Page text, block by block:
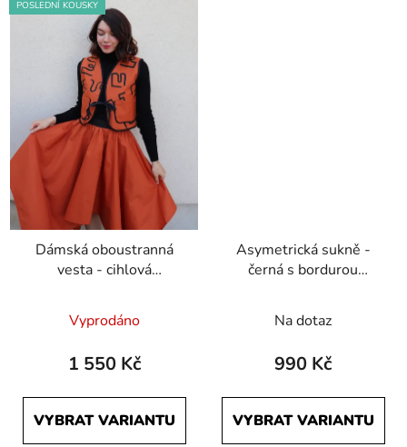
POSLEDNÍ KOUSKY
Dámská oboustranná
vesta - cihlová
Vyprodáno
1 550 Kč
VYBRAT VARIANTU
Asymetrická sukně -
černá s bordurou
Na dotaz
990 Kč
VYBRAT VARIANTU